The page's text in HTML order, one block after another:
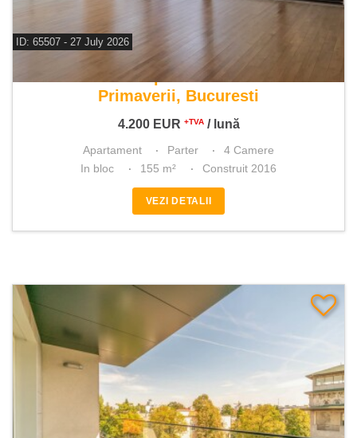
ID: 65507 - 27 July 2026
De inchiriat apartament 4 camere
Primaverii, Bucuresti
4.200 EUR +TVA/ lună
Apartament Parter
4 Camere
In bloc
155 m² Construit 2016
VEZI DETALII